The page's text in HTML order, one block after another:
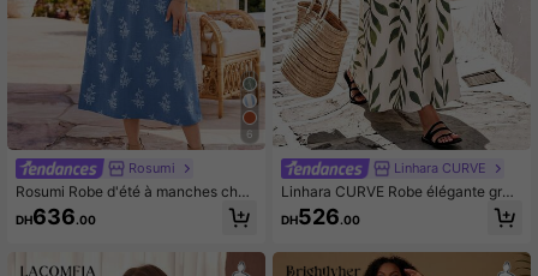
6
Rosumi
Rosumi Robe d'été à manches chau
ve-souris avec taille cintrée, col ron
d et imprimé floral, taille grande
DH636.00
Linhara CURVE
Linhara CURVE Robe élégante gran
de taille à col rond sans manches a
vec imprimé floral intégral
DH526.00